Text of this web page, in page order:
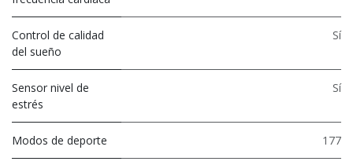
Control de calidad
del sueño
Sí
Sensor nivel de
estrés
Sí
Modos de deporte 177